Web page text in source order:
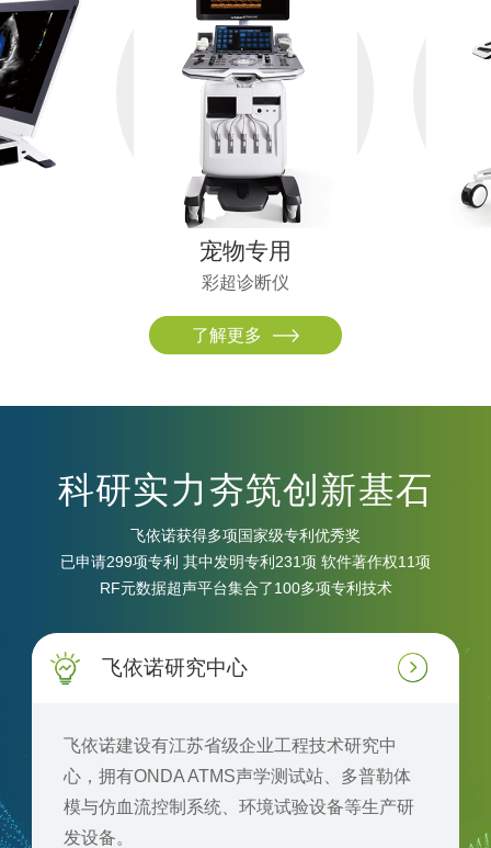
宠物专用
彩超诊断仪
了解更多
科研实力夯筑创新基石
飞依诺获得多项国家级专利优秀奖
已申请299项专利 其中发明专利231项 软件著作权11项
RF元数据超声平台集合了100多项专利技术
飞依诺研究中心
飞依诺建设有江苏省级企业工程技术研究中
心，拥有ONDA ATMS声学测试站、多普勒体
模与仿血流控制系统、环境试验设备等生产研
发设备。